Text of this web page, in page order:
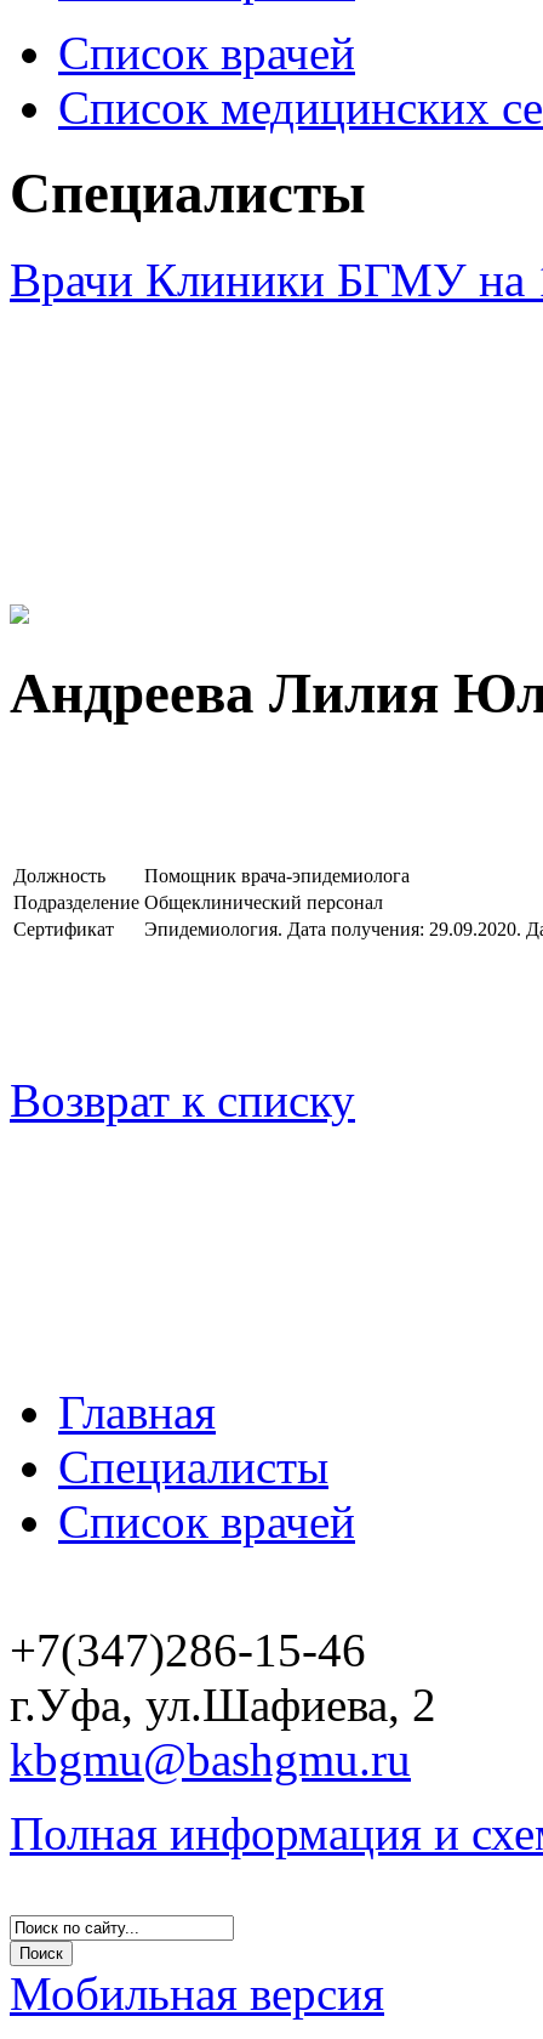
Список врачей
Список медицинских
Специалисты
Врачи Клиники БГМУ на
Андреева Лилия
Должность
Помощник врача-эпидемиолога
Подразделение Общеклинический персонал
Сертификат
Эпидемиология. Дата получения: 29.09.2020.
Возврат к списку
Главная
Специалисты
Список врачей
+7(347)286-15-46
г.Уфа, ул.Шафиева, 2
kbgmu@bashgmu.ru
Полная информация и
Мобильная версия